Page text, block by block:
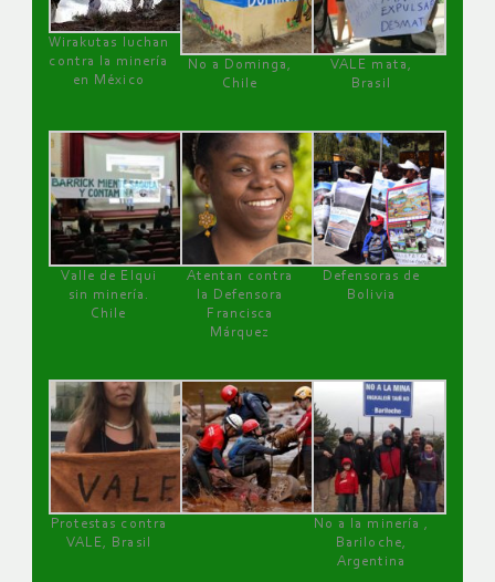
Wirakutas luchan
contra la minería
en México
No a Dominga,
Chile
VALE mata,
Brasil
Valle de Elqui
sin minería.
Chile
Atentan contra
la Defensora
Francisca
Márquez
Defensoras de
Bolivia
Protestas contra
VALE, Brasil
No a la minería ,
Bariloche,
Argentina